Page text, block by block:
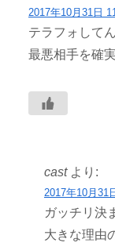
2017年10月31日
テラフォして
最悪相手を確
cast より:
2017年10月31
ガッチリ決
大きな理由